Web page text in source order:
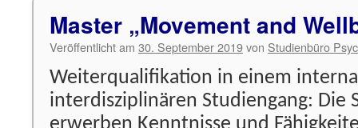
Master „Movement and
Veröffentlicht am 30. September 2019von Studienbüro
Weiterqualifikation in einem
interdisziplinären Studiengang: Die